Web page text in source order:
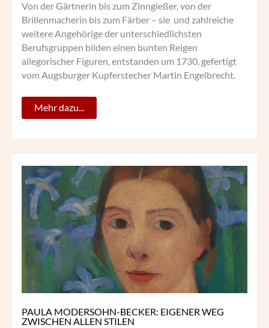
Von der Gärtnerin bis zum Zinngießer, von der
Brillenmacherin bis zum Färber – sie und zahlreiche
weitere Angehörige der unterschiedlichsten
Berufsgruppen bilden einen bunten Reigen
allegorischer Figuren, entstanden um 1730, gefertigt
vom Augsburger Kupferstecher Martin Engelbrecht.
Mehr dazu...
PAULA MODERSOHN-BECKER: EIGENER WEG
ZWISCHEN ALLEN STILEN
PAULA
MODERSOHN-
BECKER:
EIGENER
WEG
ZWISCHEN
ALLEN
STILEN